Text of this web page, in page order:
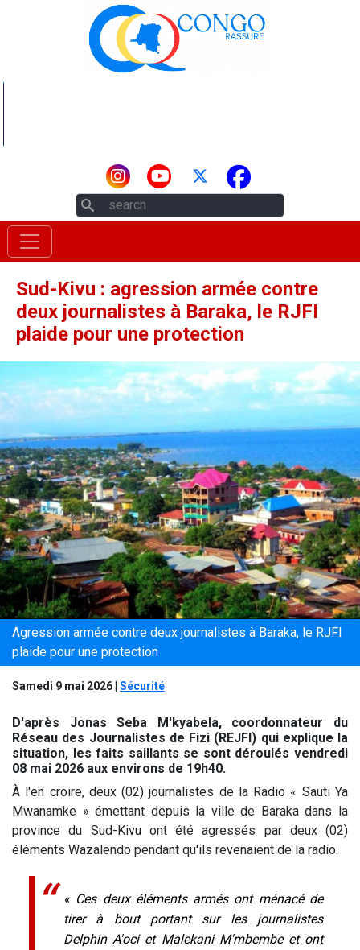
Aller au contenu principal
Sud-Kivu : agression armée contre
deux journalistes à Baraka, le RJFI
plaide pour une protection
Agression armée contre deux journalistes à Baraka, le RJFI
plaide pour une protection
Samedi 9 mai 2026 Sécurité
D'après Jonas Seba M'kyabela, coordonnateur du
Réseau des Journalistes de Fizi (REJFI) qui explique la
situation, les faits saillants se sont déroulés vendredi
08 mai 2026 aux environs de 19h40.
À l'en croire, deux (02) journalistes de la Radio « Sauti Ya
Mwanamke » émettant depuis la ville de Baraka dans la
province du Sud-Kivu ont été agressés par deux (02)
éléments Wazalendo pendant qu'ils revenaient de la radio.
« Ces deux éléments armés ont ménacé de
tirer à bout portant sur les journalistes
Delphin A'oci et Malekani M'mbembe et ont